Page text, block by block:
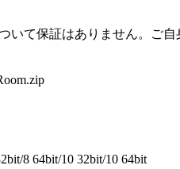
いて保証はありません。ご自
8 64bit/10 32bit/10 64bit